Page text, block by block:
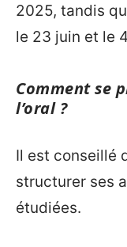
2025, tandis
le 23 juin et le
Comment se
l’oral ?
Il est conseillé
structurer ses
étudiées.